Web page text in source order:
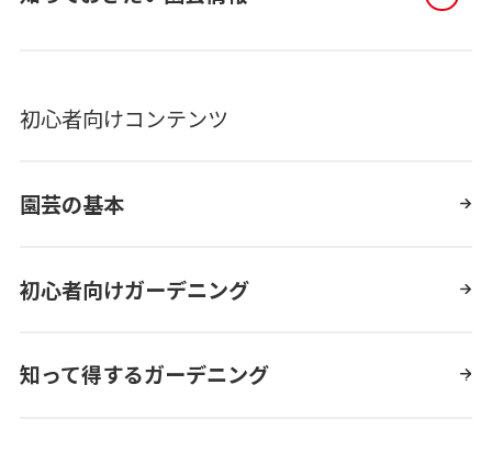
初心者向けコンテンツ
園芸の基本
初心者向けガーデニング
知って得するガーデニング